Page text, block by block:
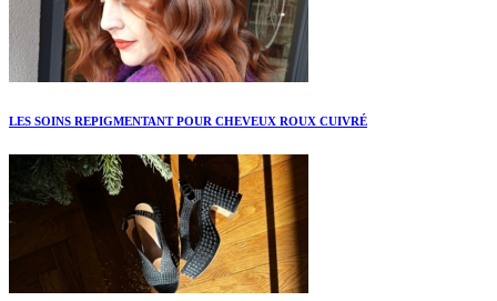
LES SOINS REPIGMENTANT POUR CHEVEUX ROUX CUIVRÉ